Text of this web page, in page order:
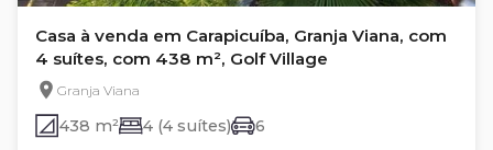
Casa à venda em Carapicuíba, Granja Viana, com
4 suítes, com 438 m², Golf Village
Granja Viana
438 m² 4 (4 suítes) 6